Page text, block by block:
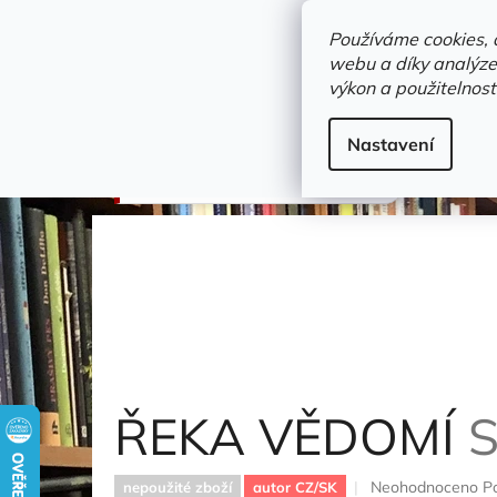
Používáme
webu a díky
výkon a
Nastavení
Novinky Trvalky a
Sacks Oliver
ŘEKA VĚDOMÍ
nepoužité zboží autor CZ/SK
Průměrné
Neohodnoceno